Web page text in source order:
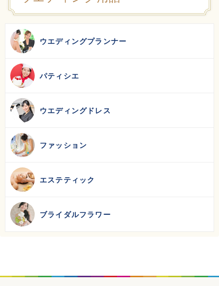
ウエディングプランナー
パティシエ
ウエディングドレス
ファッション
エステティック
ブライダルフラワー